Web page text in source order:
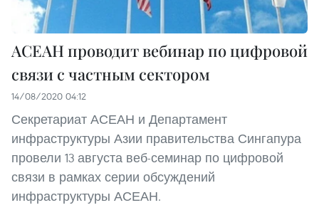
АСЕАН проводит вебинар по цифровой
связи с частным сектором
14/08/2020 04:12
Секретариат АСЕАН и Департамент
инфраструктуры Азии правительства Сингапура
провели 13 августа веб-семинар по цифровой
связи в рамках серии обсуждений
инфраструктуры АСЕАН.